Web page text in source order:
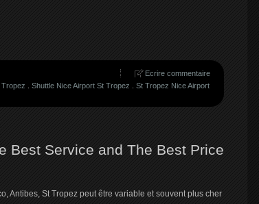
Ecrire commentaire
Tropez Shuttle Nice Airport St Tropez
St Tropez Nice Airport
Best Service and The Best Price
Antibes, St Tropez peut être variable et souvent plus cher